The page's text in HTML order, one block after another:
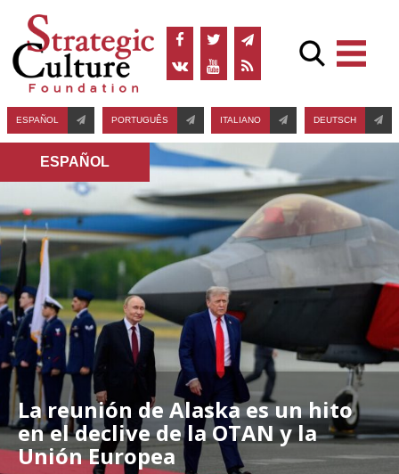
ESPAÑOL PORTUGUÊS ITALIANO DEUTSCH
ESPAÑOL
La reunión de Alaska es un hito
en el declive de la OTAN y la
Unión Europea